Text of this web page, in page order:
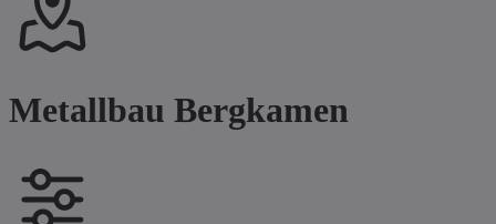
Metallbau Bergkamen